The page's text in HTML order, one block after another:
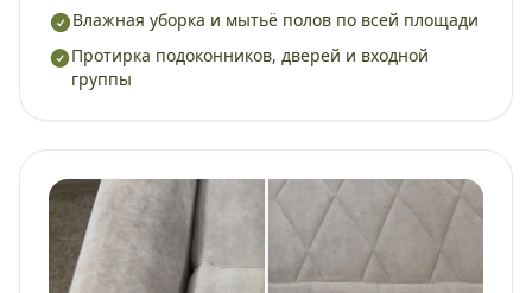
Влажная уборка и мытьё полов по всей площади
Протирка подоконников, дверей и входной
группы